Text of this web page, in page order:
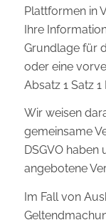
Plattformen in
Ihre
Grundlage für
oder eine
Absatz 1 Satz
Wir weisen
gemeinsame
DSGVO
angebotene
Im Fall von